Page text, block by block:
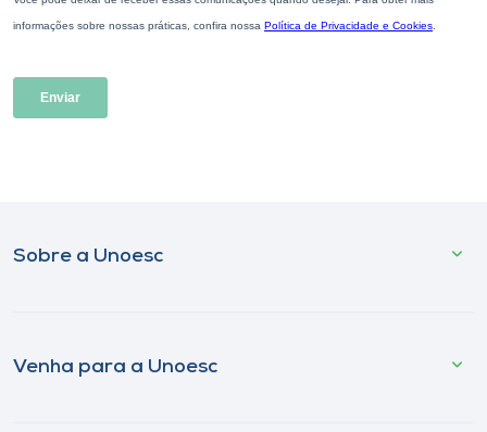
Sobre a Unoesc
Venha para a Unoesc